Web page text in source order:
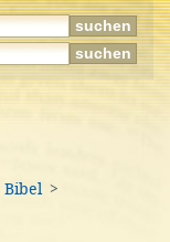
Bibel
>